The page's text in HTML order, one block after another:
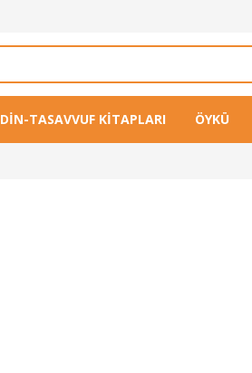
DIN-TASAVVUF KITAPLARI ÖYKÜ